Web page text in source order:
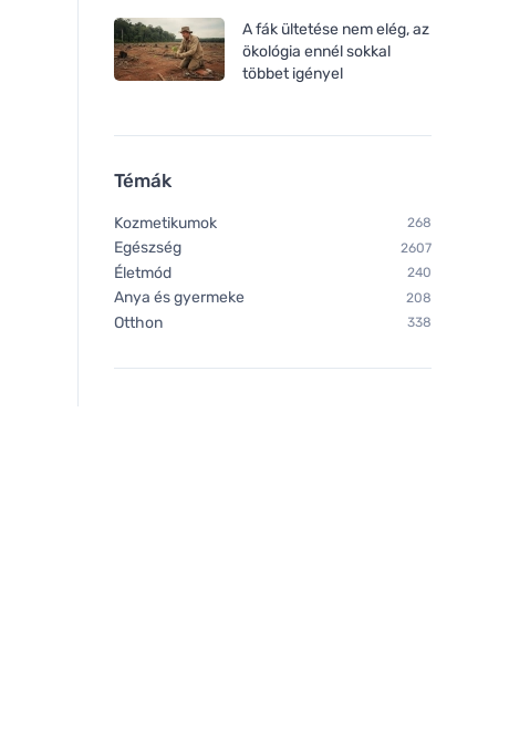
A fák ültetése nem elég, az
ökológia ennél sokkal
többet igényel
Témák
Kozmetikumok 268
Egészség 2607
Életmód 240
Anya és gyermeke 208
Otthon 338